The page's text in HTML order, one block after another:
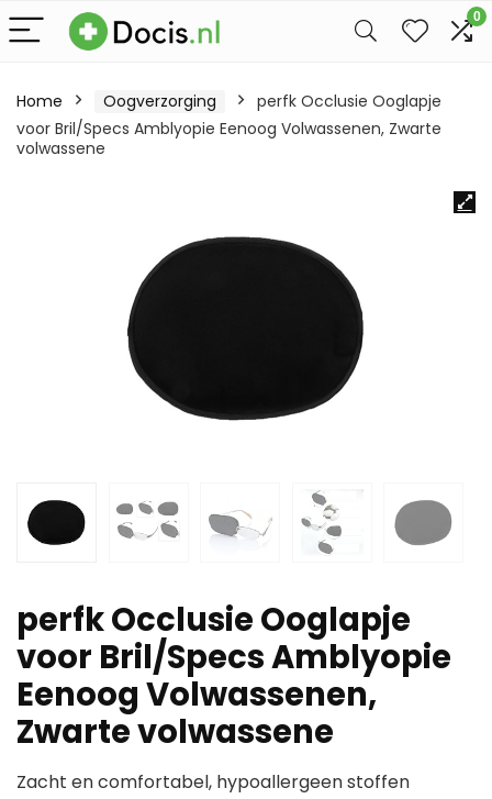
0
Home Oogverzorging
perfk Occlusie Ooglapje
voor Bril/Specs Amblyopie Eenoog Volwassenen, Zwarte
volwassene
perfk Occlusie Ooglapje
voor Bril/Specs Amblyopie
Eenoog Volwassenen,
Zwarte volwassene
Zacht en comfortabel, hypoallergeen stoffen